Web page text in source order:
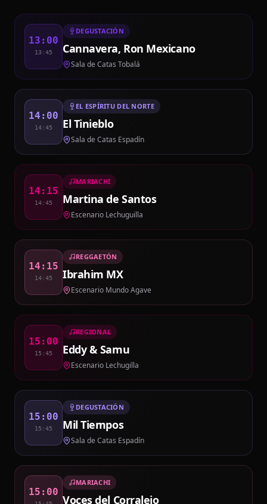
13:00
13:45
DEGUSTACIÓN
Cannavera, Ron Mexicano
Sala de Catas Tobalá
14:00
14:45
EL ESPÍRITU DEL NORTE
El Tinieblo
Sala de Catas Espadín
14:15
14:45
MARIACHI
Martina de Santos
Escenario Lechuguilla
14:15
14:45
REGGAETÓN
Ibrahim MX
Escenario Mundo Agave
15:00
15:45
REGIONAL
Eddy & Samu
Escenario Lechugilla
15:00
15:45
DEGUSTACIÓN
Mil Tiempos
Sala de Catas Espadín
15:00
MARIACHI
Voces del Corralejo